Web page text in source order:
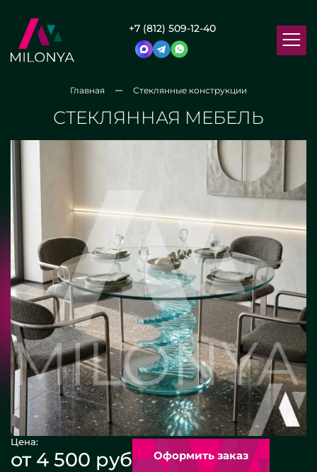
+7 (812) 509-12-40
Главная Стеклянные конструкции
СТЕКЛЯННАЯ МЕБЕЛЬ
Цена:
от 4 500 руб Оформить заказ